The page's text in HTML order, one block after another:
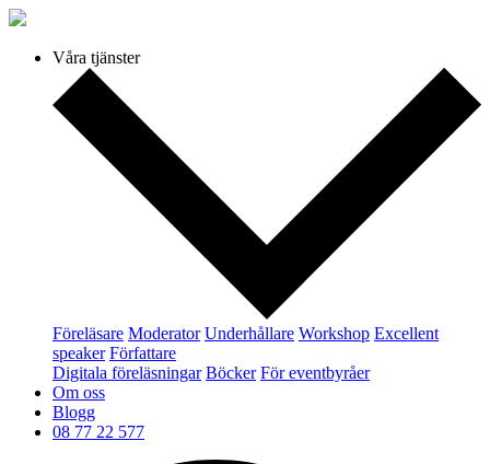
Våra tjänster
Föreläsare Moderator Underhållare Workshop Excellent
speaker Författare
Digitala föreläsningar Böcker För eventbyråer
Om oss
Blogg
08 77 22 577